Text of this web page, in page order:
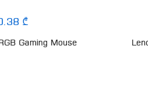
₾
Gaming Mouse